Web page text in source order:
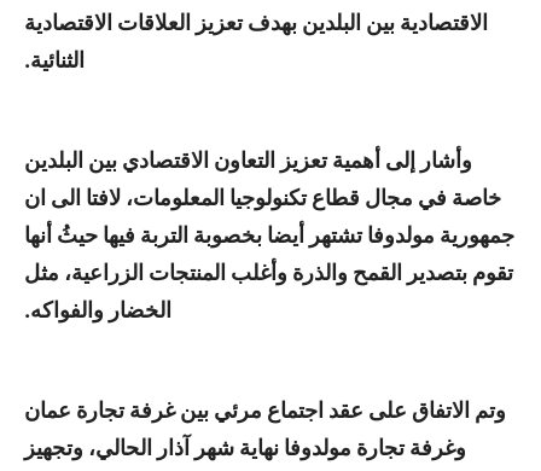
الاقتصادية بين البلدين بهدف تعزيز العلاقات الاقتصادية
الثنائية.
وأشار إلى أهمية تعزيز التعاون الاقتصادي بين البلدين
خاصة في مجال قطاع تكنولوجيا المعلومات، لافتا الى ان
جمهورية مولدوفا تشتهر أيضا بخصوبة التربة فيها حيثُ أنها
تقوم بتصدير القمح والذرة وأغلب المنتجات الزراعية، مثل
الخضار والفواكه.
وتم الاتفاق على عقد اجتماع مرئي بين غرفة تجارة عمان
وغرفة تجارة مولدوفا نهاية شهر آذار الحالي، وتجهيز